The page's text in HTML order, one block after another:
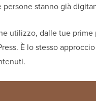
stanno già
utilizzo, dalle tue prime
È lo stesso